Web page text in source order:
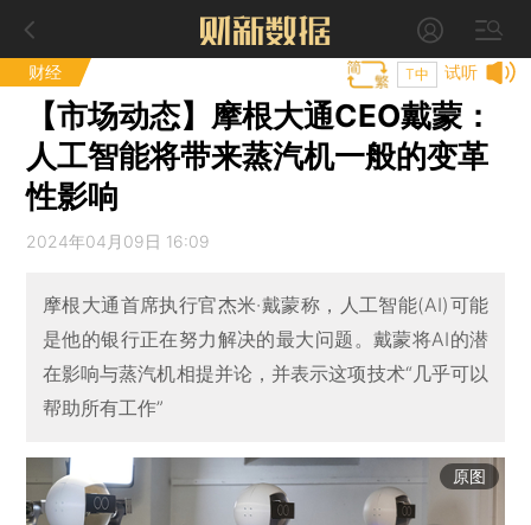
财经 试听
T中
【市场动态】摩根大通CEO戴蒙：
人工智能将带来蒸汽机一般的变革
性影响
2024年04月09日 16:09
摩根大通首席执行官杰米·戴蒙称，人工智能(AI)可能
是他的银行正在努力解决的最大问题。戴蒙将AI的潜
在影响与蒸汽机相提并论，并表示这项技术“几乎可以
帮助所有工作”
原图